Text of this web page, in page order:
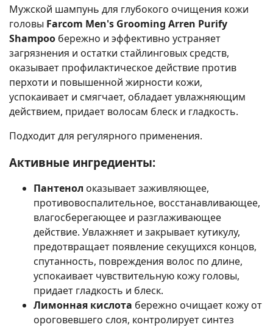
Мужской шампунь для глубокого очищения кожи
головы Farcom Men's Grooming Arren Purify
Shampoo бережно и эффективно устраняет
загрязнения и остатки стайлинговых средств,
оказывает профилактическое действие против
перхоти и повышенной жирности кожи,
успокаивает и смягчает, обладает увлажняющим
действием, придает волосам блеск и гладкость.
Подходит для регулярного применения.
Активные ингредиенты:
Пантенол оказывает заживляющее,
противовоспалительное, восстанавливающее,
влагосберегающее и разглаживающее
действие. Увлажняет и закрывает кутикулу,
предотвращает появление секущихся концов,
спутанность, повреждения волос по длине,
успокаивает чувствительную кожу головы,
придает гладкость и блеск.
Лимонная кислота бережно очищает кожу от
ороговевшего слоя, контролирует синтез